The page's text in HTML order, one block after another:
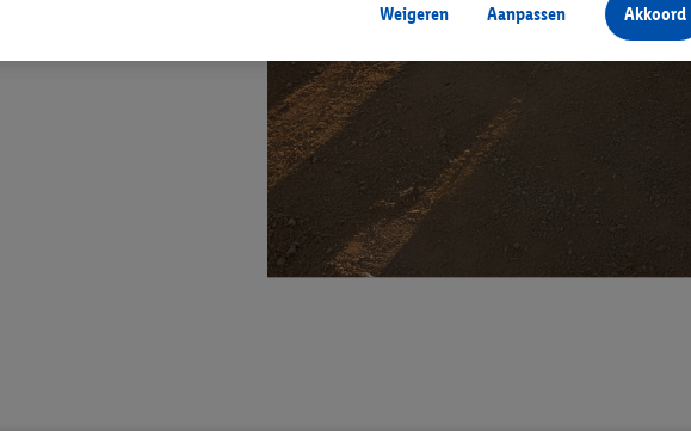
geeft, dan kunnen retargeting advertenties worden weergegeven voor producten waarin je
(bijvoorbeeld door het product in een winkelmandje van een online winkel te plaatsen
De retargeting advertenties kunnen op verschillende eindapparaten en binnen verschillende
als verschillende eindapparaten en Lidl-diensten, met behulp van jouw gehashte e-
andere identifiers of met identifiers waarover Criteo S.A. beschikt, aan jou kunnen worden
je aangeven met welke cookies en vergelijkbare technieken en met welke
instemt. Verder kan je er meer informatie vinden over de gegevensverwerking.
kies je voor de optie dat er enkel technisch noodzakelijke cookies en vergelijkbare
Weigeren Aanpassen Akkoord